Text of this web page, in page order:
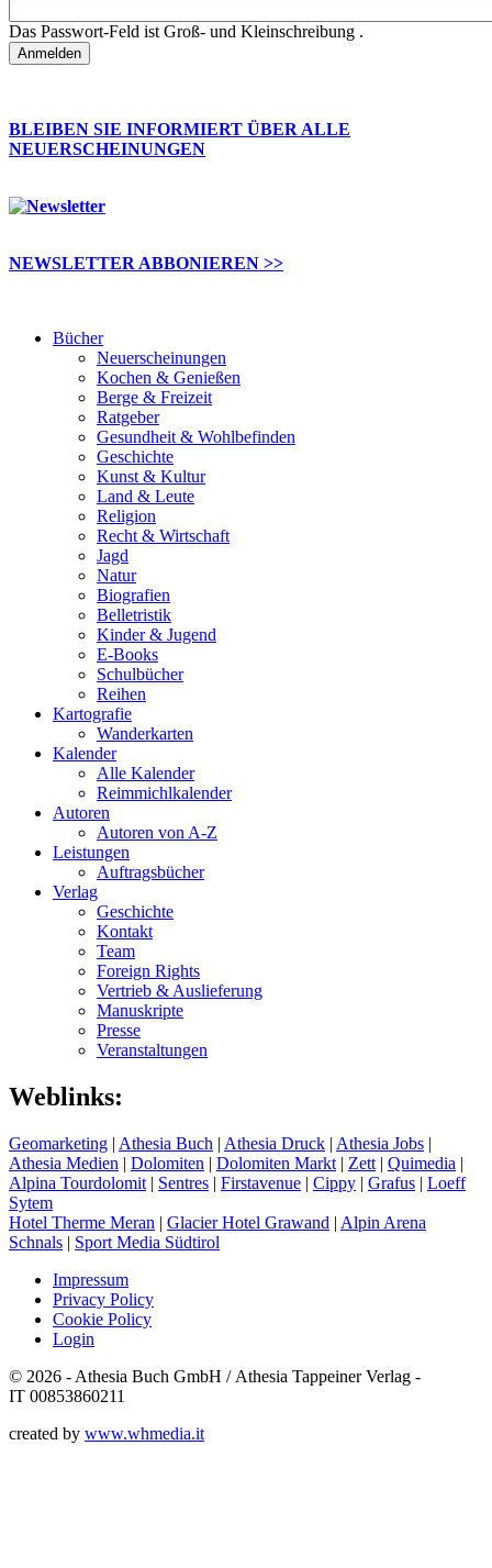
Das Passwort-Feld ist Groß- und Kleinschreibung .
BLEIBEN SIE INFORMIERT ÜBER ALLE
NEUERSCHEINUNGEN
NEWSLETTER ABBONIEREN >>
Bücher
Neuerscheinungen
Kochen & Genießen
Berge & Freizeit
Ratgeber
Gesundheit & Wohlbefinden
Geschichte
Kunst & Kultur
Land & Leute
Religion
Recht & Wirtschaft
Jagd
Natur
Biografien
Belletristik
Kinder & Jugend
E-Books
Schulbücher
Reihen
Kartografie
Wanderkarten
Kalender
Alle Kalender
Reimmichlkalender
Autoren
Autoren von A-Z
Leistungen
Auftragsbücher
Verlag
Geschichte
Kontakt
Team
Foreign Rights
Vertrieb & Auslieferung
Manuskripte
Presse
Veranstaltungen
Weblinks:
Geomarketing | Athesia Buch | Athesia Druck | Athesia Jobs |
Athesia Medien | Dolomiten | Dolomiten Markt | Zett | Quimedia |
Alpina Tourdolomit | Sentres | Firstavenue | Cippy | Grafus | Loeff
Sytem
Hotel Therme Meran | Glacier Hotel Grawand | Alpin Arena
Schnals | Sport Media Südtirol
Impressum
Privacy Policy
Cookie Policy
Login
© 2026 - Athesia Buch GmbH / Athesia Tappeiner Verlag -
IT 00853860211
created by www.whmedia.it